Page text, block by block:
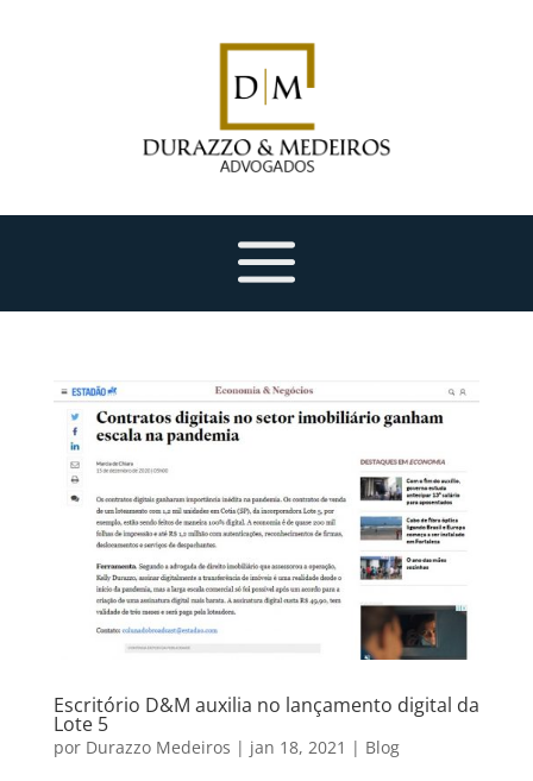
Escritório D&M auxilia no lançamento digital da
Lote 5
por Durazzo Medeiros | jan 18, 2021 | Blog